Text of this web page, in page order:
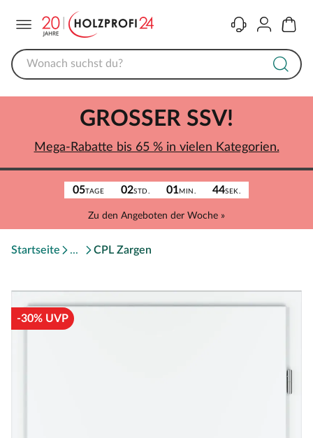
KontaktKonto
05TAGE 02STD. 01MIN. 44SEK.
Zu den Angeboten der Woche »
GROSSER SSV!
Mega-Rabatte bis 65 % in vielen Kategorien.
Startseite CPL Zargen
-30% UVP